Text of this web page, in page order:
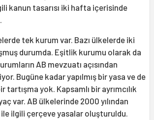
kanun tasarısı iki hafta içerisinde
tek kurum var. Bazı ülkelerde iki
durumda. Eşitlik kurumu olarak da
AB mevzuatı açısından
Bugüne kadar yapılmış bir yasa ve de
tartışma yok. Kapsamlı bir ayrımcılık
var. AB ülkelerinde 2000 yılından
ile ilgili çerçeve yasalar oluşturuldu.